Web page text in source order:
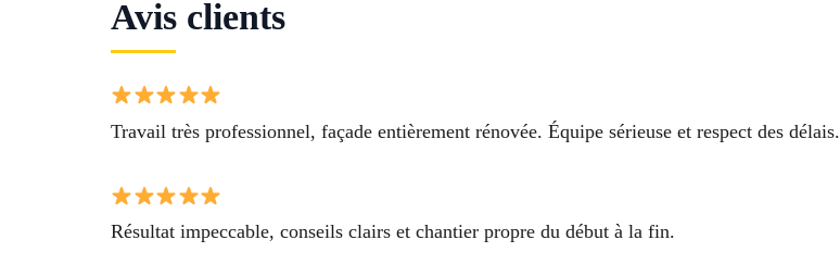
Avis clients
Travail très professionnel, façade entièrement rénovée. Équipe sérieuse et respect des délais.
Résultat impeccable, conseils clairs et chantier propre du début à la fin.